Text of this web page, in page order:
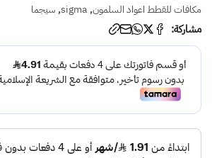
مكافات للقطط اعواد السلمون,
sigma
, سيجما
مشاركة: